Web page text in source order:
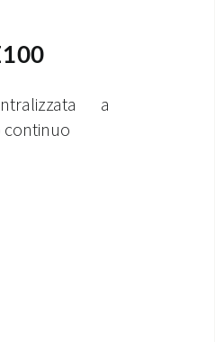
a
continuo